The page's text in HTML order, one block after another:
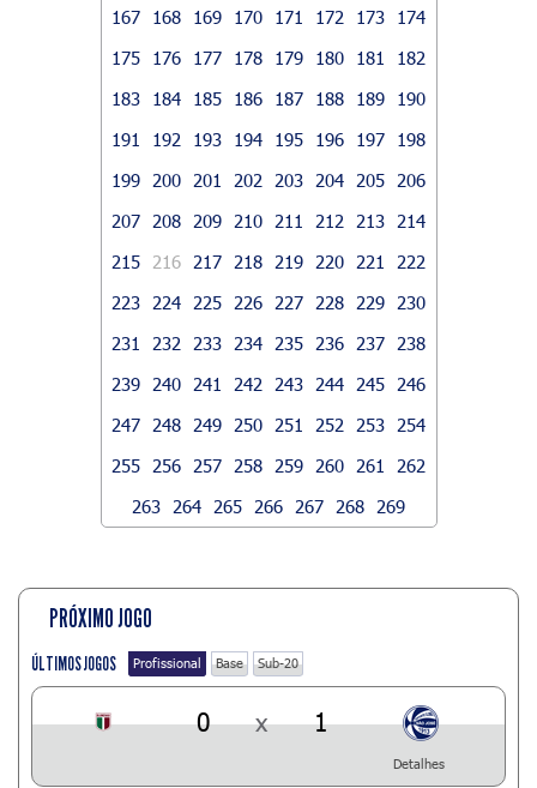
167
168 169 170 171 172 173
174
175
176 177 178 179 180 181
182
183
184 185 186 187 188 189
190
191
192 193 194 195 196 197
198
199
200 201 202 203 204 205
206
207
208 209 210 211 212 213
214
215
216 217 218 219 220 221
222
223
224 225 226 227 228 229
230
231
232 233 234 235 236 237
238
239
240 241 242 243 244 245
246
247
248 249 250 251 252 253
254
255
256 257 258 259 260 261
262
263
264 265 266 267 268 269
PRÓXIMO JOGO
ÚLTIMOS JOGOS Profissional Base Sub-20
0 x 1
Detalhes